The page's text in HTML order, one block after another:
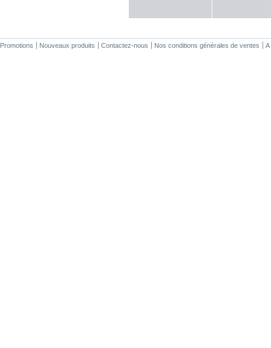
Promotions Nouveaux produits Contactez-nous Nos conditions générales de ventes A